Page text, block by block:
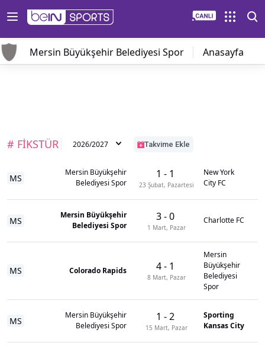
Mersin Büyükşehir Belediyesi Spor Anasayfa
# FİKSTÜR 2026/2027 Takvime Ekle
MS
Mersin Büyükşehir
Belediyesi Spor
1 - 1
23 Şubat, Pazartesi
New York
City FC
MS
Mersin Büyükşehir
Belediyesi Spor
3-0
1 Mart, Pazar
Charlotte FC
MS Colorado Rapids 4- 1
8 Mart, Pazar
Mersin
Büyükşehir
Belediyesi
Spor
MS
Mersin Büyükşehir
Belediyesi Spor
1 -2
15 Mart, Pazar
Sporting
Kansas City